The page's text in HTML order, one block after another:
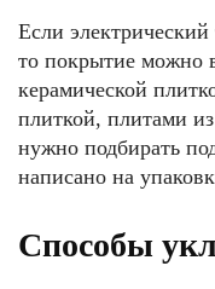
Если
то покрытие можно
керамической
плиткой, плитами
нужно подбирать
написано на
Способы